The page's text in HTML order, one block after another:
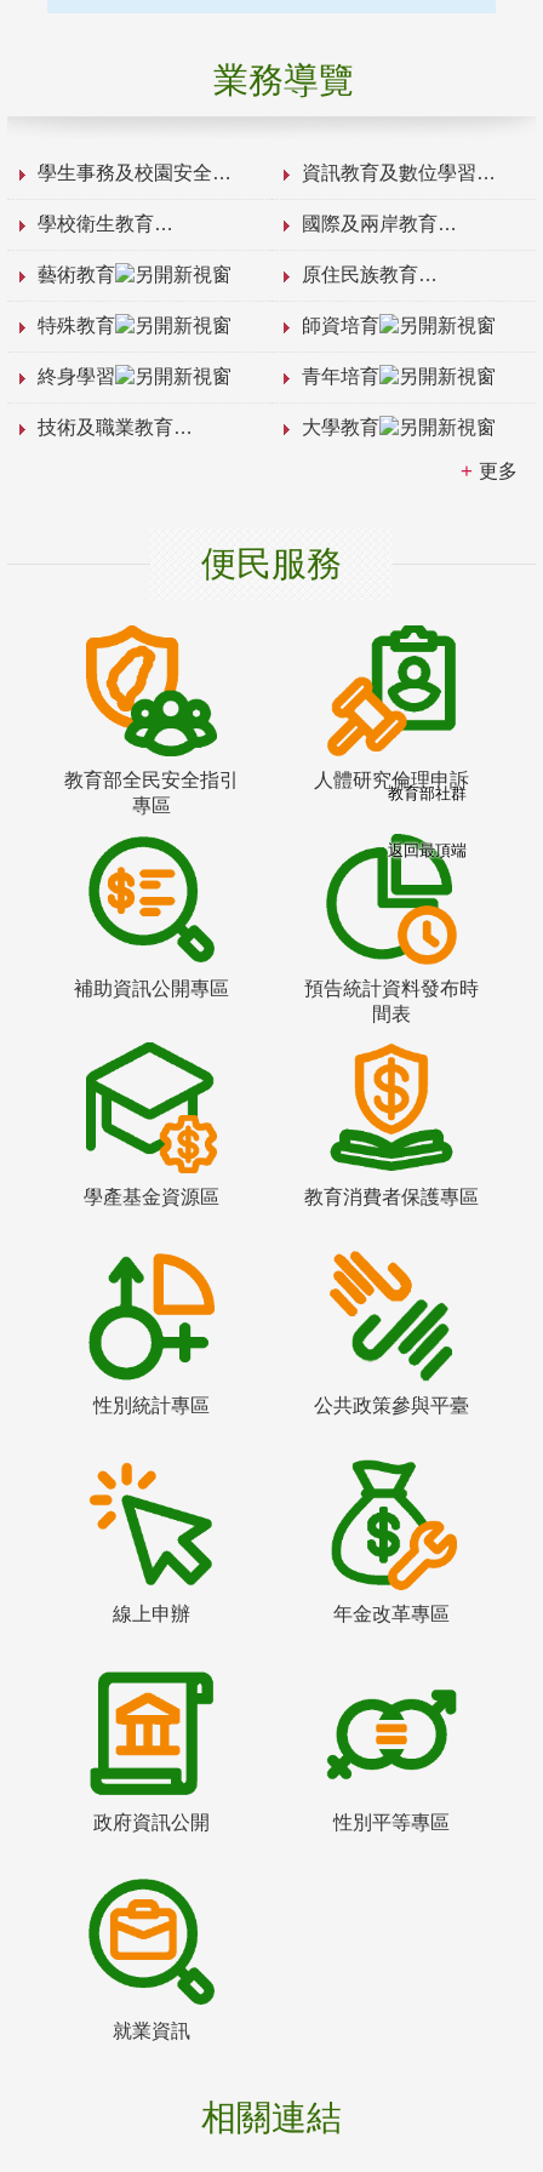
業務導覽
學生事務及校園安全 資訊教育及數位學習
學校衛生教育 國際及兩岸教育
藝術教育 原住民族教育
特殊教育 師資培育
終身學習 青年培育
技術及職業教育 大學教育
更多
便民服務
教育部全民安全指引
專區
人體研究倫理申訴
補助資訊公開專區
預告統計資料發布時
間表
學產基金資源區 教育消費者保護專區
性別統計專區 公共政策參與平臺
線上申辦 年金改革專區
政府資訊公開 性別平等專區
就業資訊
相關連結
教育部社群
返回最頂端